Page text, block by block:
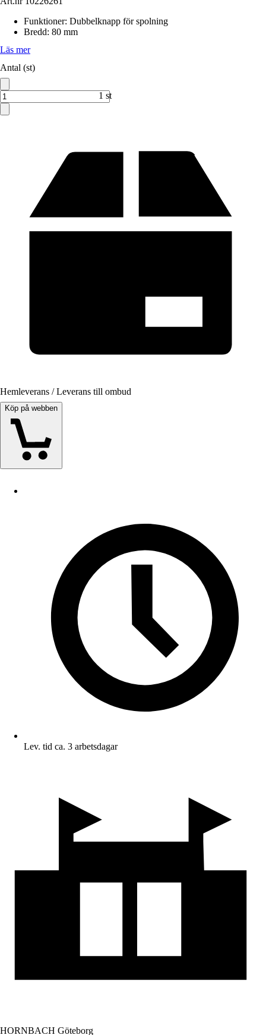
Funktioner: Dubbelknapp för spolning
Bredd: 80 mm
Läs mer
Antal (st)
1 st
Hemleverans / Leverans till ombud
Köp på webben
Lev. tid ca. 3 arbetsdagar
HORNBACH Göteborg